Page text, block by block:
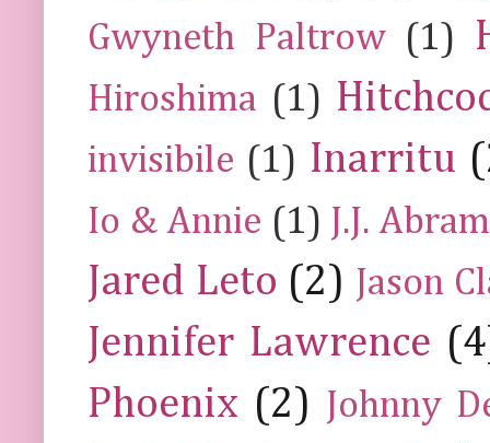
Gwyneth Paltrow (1)
Hiroshima (1)
invisibile (1) Inarritu
Io & Annie (1) J.J.
Jared Leto (2) Jason
Jennifer Lawrence
Phoenix (2) Johnny